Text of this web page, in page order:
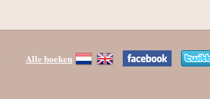
Alle boeken